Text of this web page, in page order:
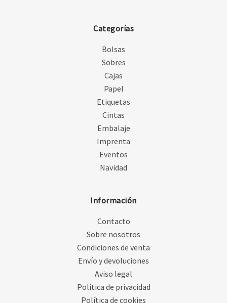
Categorías
Bolsas
Sobres
Cajas
Papel
Etiquetas
Cintas
Embalaje
Imprenta
Eventos
Navidad
Información
Contacto
Sobre nosotros
Condiciones de venta
Envío y devoluciones
Aviso legal
Política de privacidad
Política de cookies